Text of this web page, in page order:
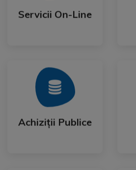
Servicii On-Line
Servicii On-Line
Achiziții Publice
Achiziții Publice
Mai Mult